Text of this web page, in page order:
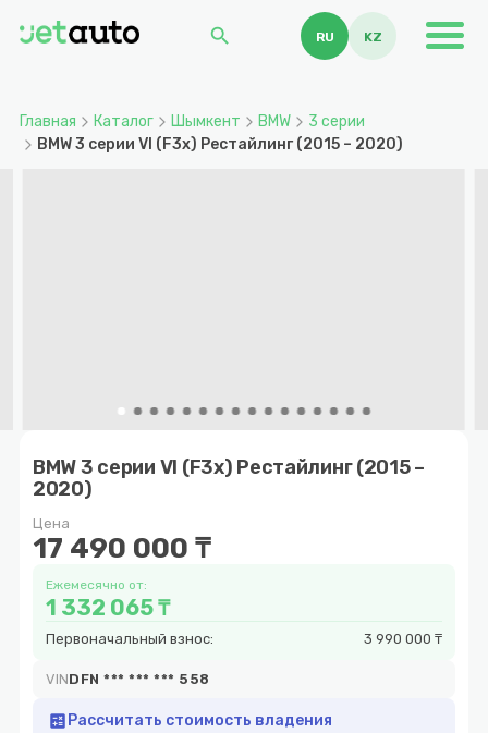
search RU KZ
Главная Каталог Шымкент BMW
3 серии
BMW 3 серии VI (F3x) Рестайлинг (2015 – 2020)
BMW 3 серии VI (F3x) Рестайлинг (2015 –
2020)
Цена
17 490 000 ₸
Ежемесячно от:
1 332 065 ₸
Первоначальный взнос: 3 990 000 ₸
VINDFN *** *** *** 558
calculate Рассчитать стоимость владения